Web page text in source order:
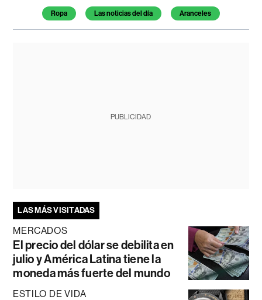
Temas de este artículo
Ropa Las noticias del día Aranceles
PUBLICIDAD
LAS MÁS VISITADAS
MERCADOS
El precio del dólar se debilita en
julio y América Latina tiene la
moneda más fuerte del mundo
ESTILO DE VIDA